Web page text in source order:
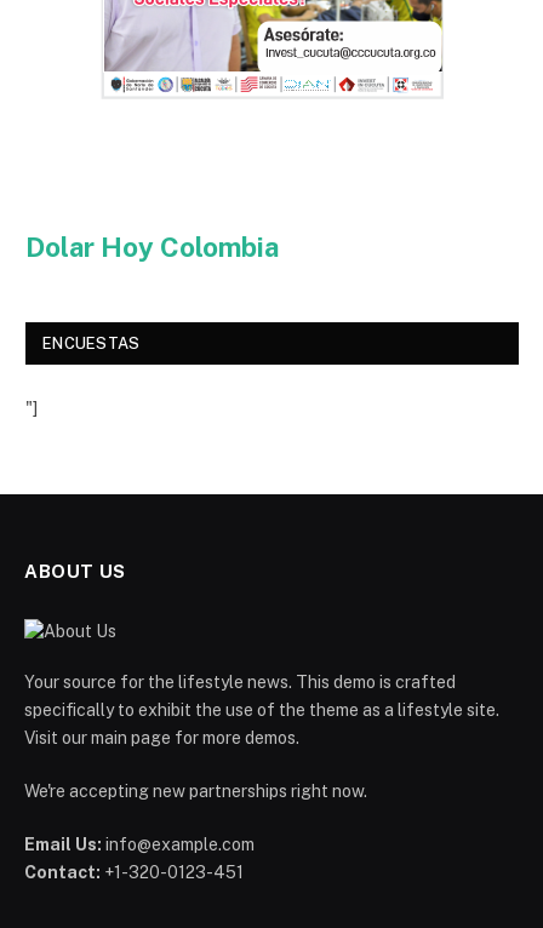
Dolar Hoy Colombia
ENCUESTAS
"]
ABOUT US
Your source for the lifestyle news. This demo is crafted
specifically to exhibit the use of the theme as a lifestyle site.
Visit our main page for more demos.
We're accepting new partnerships right now.
Email Us: info@example.com
Contact: +1-320-0123-451